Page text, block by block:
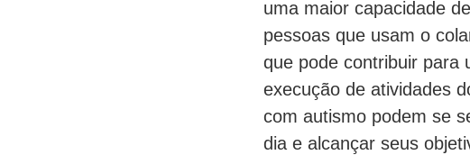
uma maior capacidade
pessoas que usam o
que pode contribuir para
execução de atividades
com autismo podem se
dia e alcançar seus